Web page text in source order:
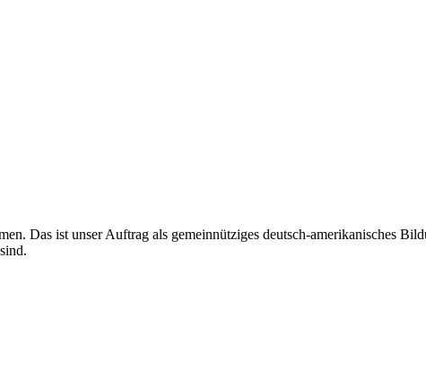
Das ist unser Auftrag als gemeinnütziges deutsch-amerikanisches